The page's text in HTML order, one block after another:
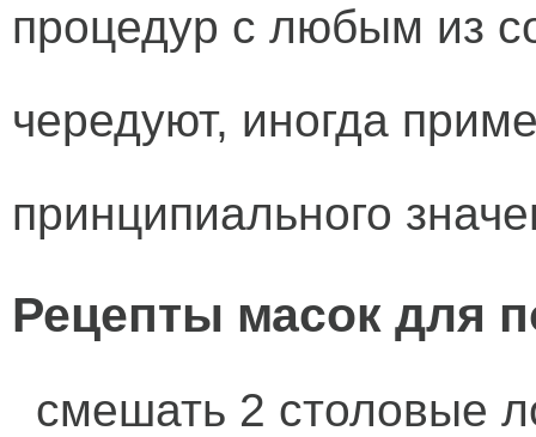
процедур с любым из
чередуют, иногда
принципиального
Рецепты масок для
смешать 2 столовые